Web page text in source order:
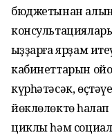
бюджетынан
ҡыҙҙарға ярҙам
кабинеттарын
күрһәтәсәк,
йөклөлөктө
циклы һәм